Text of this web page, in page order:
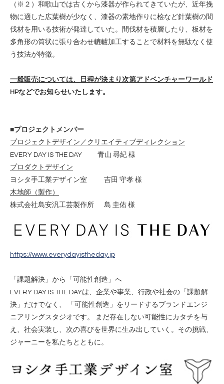
（※２）和歌⼭では古くから漆器が作られてきていたが、近年挽
物に適した広葉樹が少なく、漆器の素地作りに桧など針葉樹の間
伐材を⽤いる技術が発達していた。間伐材を積層したり、板材を
多⾓形の筒状に張り合わせ轆轤加⼯することで材料を無駄なく使
う技法が特徴。
⼀般販売については、⽇程が決まり次第アドベンチャーワールド
HPなどでお知らせいたします。
■プロジェクトメンバー
プロジェクトデザイン／クリエイティブディレクション
EVERY DAY IS THE DAY ⻘⼭ 尋紀 様
プロダクトデザイン
ヨシタ⼿⼯業デザイン室 吉⽥ 守孝 様
⽊地師（製作）
株式会社島安汎⼯芸製作所 島 圭佑 様
https://www.everydayistheday.jp
「課題解決」から「可能性創造」へ
EVERY DAY IS THE DAYは、企業や事業、行政や社会の「課題解
決」だけでなく、 「可能性創造」をリードするブランドエンジ
ニアリングスタジオです。 まだ存在しない可能性にカタチを与
え、社会実装し、次の喜びを世界に生み出していく。その挑戦、
ジャーニーを私たちとともに。